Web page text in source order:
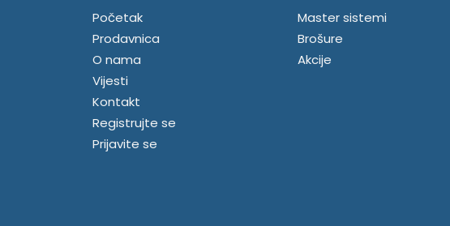
Početak
Prodavnica
O nama
Vijesti
Kontakt
Registrujte se
Prijavite se
Master sistemi
Brošure
Akcije